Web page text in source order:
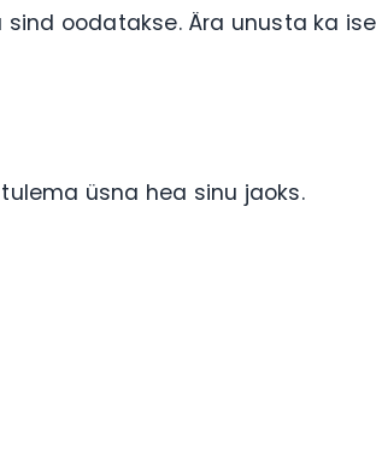
sind oodatakse. Ära unusta ka
üsna hea sinu jaoks.